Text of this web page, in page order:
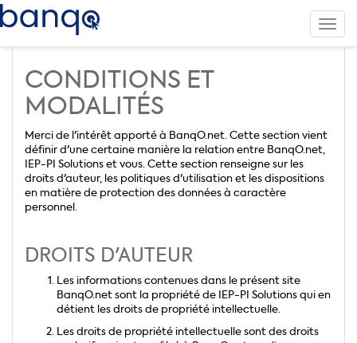
Terms Of Service
CONDITIONS ET
MODALITÉS
Merci de l'intérêt apporté à BanqO.net. Cette section vient
définir d'une certaine manière la relation entre BanqO.net,
IEP-PI Solutions et vous. Cette section renseigne sur les
droits d'auteur, les politiques d'utilisation et les dispositions
en matière de protection des données à caractère
personnel.
DROITS D'AUTEUR
Les informations contenues dans le présent site
BanqO.net sont la propriété de IEP-PI Solutions qui en
détient les droits de propriété intellectuelle.
Les droits de propriété intellectuelle sont des droits